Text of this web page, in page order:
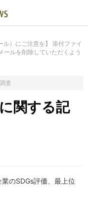
ル）にご注意を】 添付ファイ
ールを削除していただくよう
査
関する記
のSDGs評価、最上位